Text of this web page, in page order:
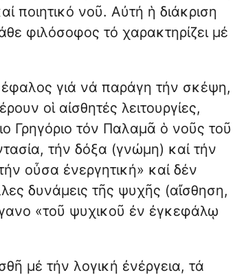
ποιητικό νοῦ. Αὐτή ἡ διάκριση
φιλόσοφος τό χαρακτηρίζει μέ
γιά νά παράγη τήν σκέψη,
οἱ αἰσθητές λειτουργίες,
Γρηγόριο τόν Παλαμᾶ ὁ νοῦς τοῦ
τήν δόξα (γνώμη) καί τήν
οὖσα ἐνεργητική» καί δέν
δυνάμεις τῆς ψυχῆς (αἴσθηση,
«τοῦ ψυχικοῦ ἐν ἐγκεφάλῳ
μέ τήν λογική ἐνέργεια, τά